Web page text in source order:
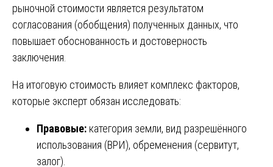
рыночной стоимости является результатом
согласования (обобщения) полученных данных, что
повышает обоснованность и достоверность
заключения.
На итоговую стоимость влияет комплекс факторов,
которые эксперт обязан исследовать:
Правовые: категория земли, вид разрешённого
использования (ВРИ), обременения (сервитут,
залог).